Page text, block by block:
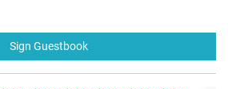
Sign Guestbook